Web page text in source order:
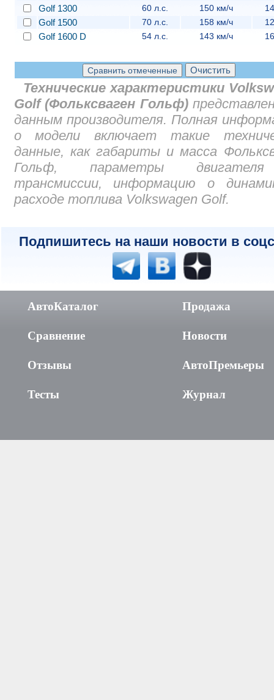
Golf 1300 60 л.с. 150 км/ч
Golf 1500 70 л.с. 158 км/ч
Golf 1600 D 54 л.с. 143 км/ч
Технические характеристики
Golf (Фольксваген Гольф)
данным производителя. Полная
о модели включает такие
данные, как габариты и масса
Гольф, параметры
трансмиссии, информацию о
расходе топлива Volkswagen Golf.
Подпишитесь на наши новости в
АвтоКаталог
Сравнение
Отзывы
Тесты
Продажа
Новости
АвтоПремьеры
Журнал